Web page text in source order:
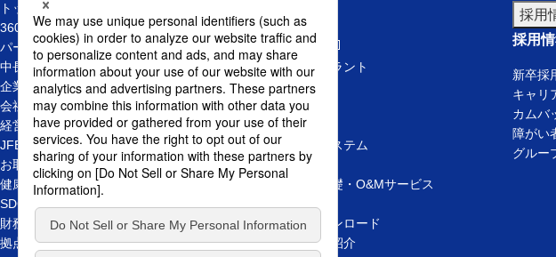
トップメッセージ
360° JFEエンジニアリング新規ウィンドウを開きます
パーパス
中長期ビジョン
企業理念
会社概要
経営体制
JFEエンジニアリングの歩み
お取引先の皆様
健康経営
SDGsへの取り組み
財務・IR情報
拠点一覧
上下水道
リサイクル
新規ウィンドウを開きます
エネルギープラント
パイプライン
発電プラント
橋梁・鉄構
産業／機械システム
電力ビジネス
洋上風力 基礎・O&Mサービス
カタログダウンロード
プロジェクト紹介
採用
採用
新卒採
キャリ
カムバ
障がい
グルー